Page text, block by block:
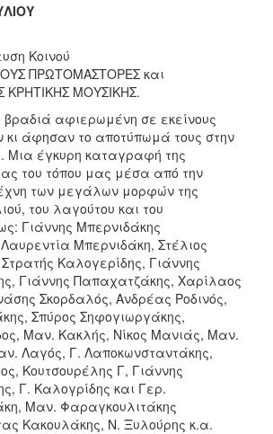
Κοινού
ΠΡΩΤΟΜΑΣΤΟΡΕΣ και
ΚΡΗΤΙΚΗΣ ΜΟΥΣΙΚΗΣ.
βραδιά αφιερωμένη σε εκείνους
άφησαν το αποτύπωμά τους στην
Mια έγκυρη καταγραφή της
του τόπου μας μέσα από την
των μεγάλων μορφών της
του λαγούτου και του
Γιάννης Μπερνιδάκης
Μπερνιδάκη, Στέλιος
Καλογερίδης, Γιάννης
Γιάννης Παπαχατζάκης, Χαρίλαος
Σκορδαλός, Ανδρέας Ροδινός,
Σπύρος Σηφογιωργάκης,
Μαν. Κακλής, Νίκος Μανιάς, Μαν.
Λαγός, Γ. Λαποκωνσταντάκης,
Κουτσουρέλης Γ, Γιάννης
Γ. Καλογρίδης και Γερ.
Μαν. Φαραγκουλιτάκης
Κακουλάκης, Ν. Ξυλούρης κ.α.